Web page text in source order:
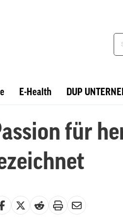
E-Health DUP
für